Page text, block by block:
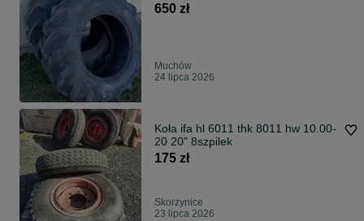
650 zł
Muchów
24 lipca 2026
Koła ifa hl 6011 thk 8011 hw 10.00-
20 20" 8szpilek
175 zł
Skorzynice
23 lipca 2026